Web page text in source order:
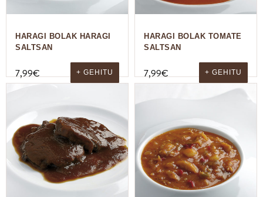
HARAGI BOLAK HARAGI
SALTSAN
7,99€ + GEHITU
HARAGI BOLAK TOMATE
SALTSAN
7,99€ + GEHITU